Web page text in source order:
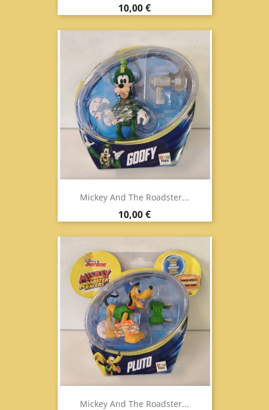
Prezzo
10,00 €
Mickey And The Roadster...
Prezzo
10,00 €
Mickey And The Roadster...